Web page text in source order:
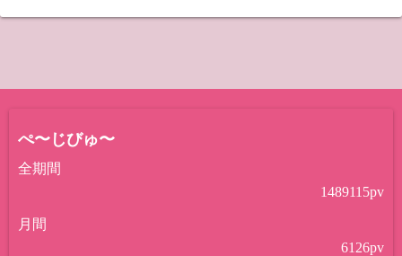
ぺ〜じびゅ〜
全期間
1489115pv
月間
6126pv